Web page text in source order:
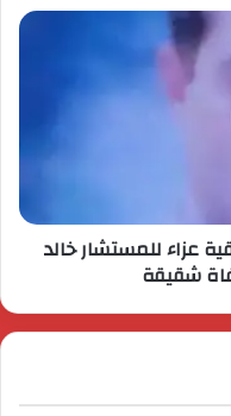
عزاء للمستشار خالد
شقيقة